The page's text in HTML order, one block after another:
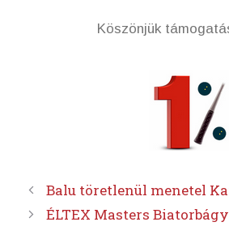
Köszönjük
Balu töretlenül menetel
ÉLTEX Masters Biatorbágy